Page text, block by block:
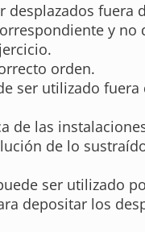
fuera
y no
orden.
ser utilizado
las
de lo
ser utilizado
depositar los